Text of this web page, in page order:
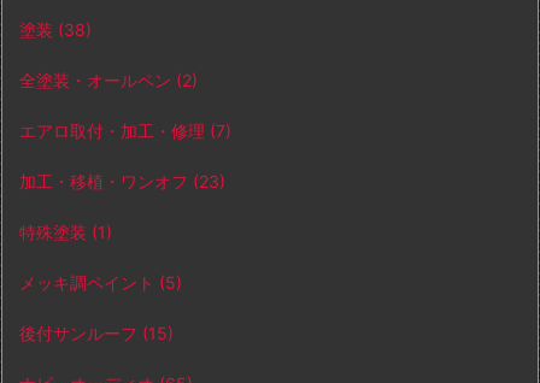
塗装 (38)
全塗装・オールペン (2)
エアロ取付・加工・修理 (7)
加工・移植・ワンオフ (23)
特殊塗装 (1)
メッキ調ペイント (5)
後付サンルーフ (15)